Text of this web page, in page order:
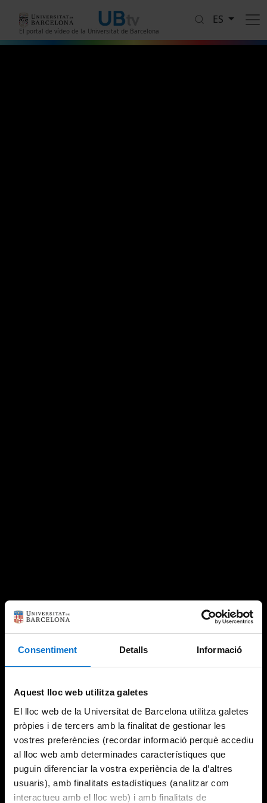
Consentiment Detalls Informació
Aquest lloc web utilitza galetes
El lloc web de la Universitat de Barcelona utilitza galetes
pròpies i de tercers amb la finalitat de gestionar les
vostres preferències (recordar informació perquè accediu
al lloc web amb determinades característiques que
puguin diferenciar la vostra experiència de la d’altres
usuaris), amb finalitats estadístiques (analitzar com
interactueu amb el lloc web) i amb finalitats de
El portal de vídeo de la Universitat de Barcelona
ES